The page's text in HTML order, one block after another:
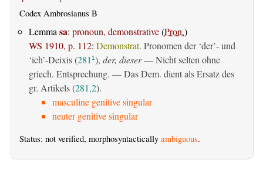
Codex Ambrosianus B
Lemma sa: pronoun, demonstrative(Pron.)
WS 1910, p. 112: Demonstrat. Pronomen der ‘der’- und
‘ich’-Deixis (281 1), der, dieser— Nicht selten ohne
griech. Entsprechung. — Das Dem. dient als Ersatz des
gr. Artikels (281,2).
masculine genitive singular
neuter genitive singular
Status: not verified, morphosyntactically ambiguous.